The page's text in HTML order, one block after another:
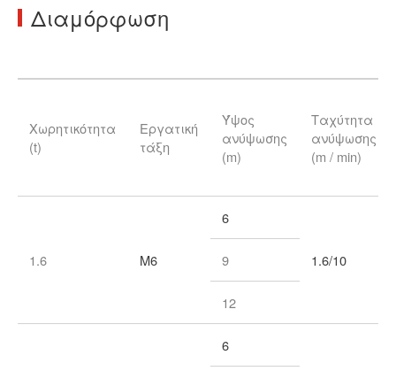
Διαμόρφωση
Χωρητικότητα
(t)
Εργατική
τάξη
Ύψος
ανύψωσης
(m)
Ταχύτητα
ανύψωσης
(m / min)
1.6 Μ6
6
1.6/10
9
12
6